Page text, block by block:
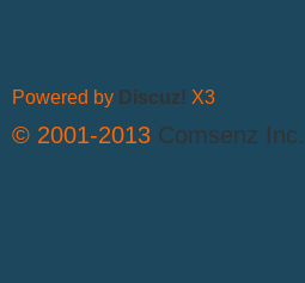
Powered by Discuz! X3
© 2001-2013 Comsenz Inc.